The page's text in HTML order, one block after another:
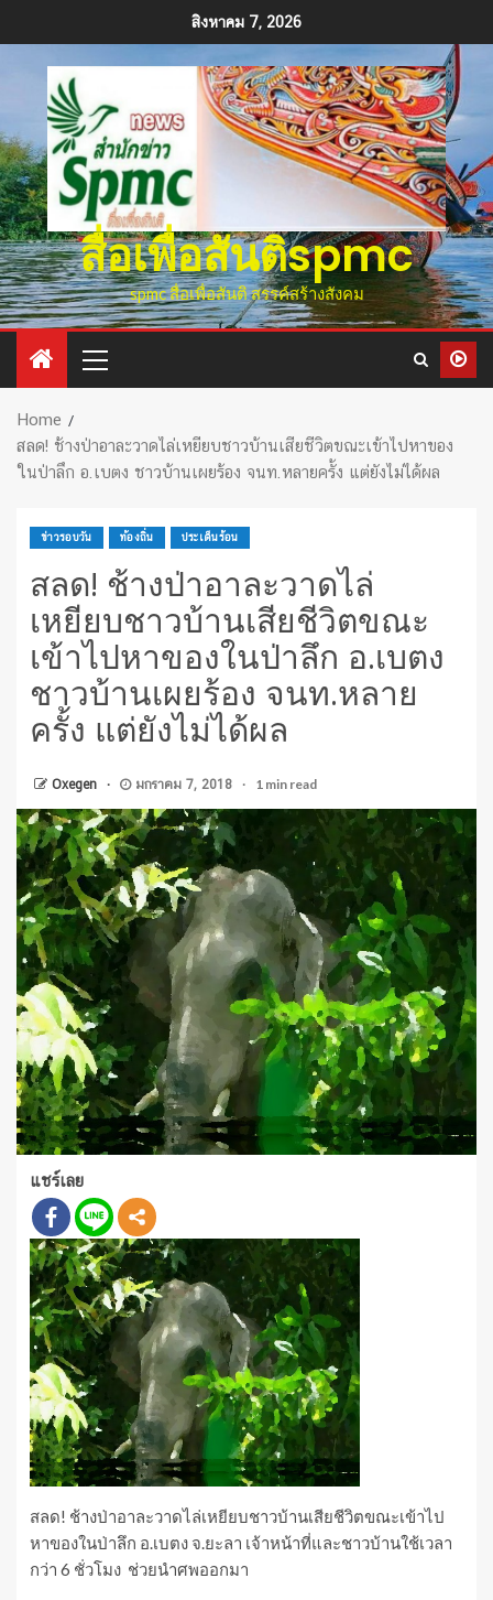
สิงหาคม 7, 2026
สื่อเพื่อสันติspmc
spmc สื่อเพื่อสันติ สรรค์สร้างสังคม
Home
สลด! ช้างป่าอาละวาดไล่เหยียบชาวบ้านเสียชีวิตขณะเข้าไปหาของ
ในป่าลึก อ.เบตง ชาวบ้านเผยร้อง จนท.หลายครั้ง แต่ยังไม่ได้ผล
ข่าวรอบวัน ท้องถิ่น ประเด็นร้อน
สลด! ช้างป่าอาละวาดไล่
เหยียบชาวบ้านเสียชีวิตขณะ
เข้าไปหาของในป่าลึก อ.เบตง
ชาวบ้านเผยร้อง จนท.หลาย
ครั้ง แต่ยังไม่ได้ผล
Oxegen มกราคม 7, 2018 1 min read
แชร์เลย
สลด! ช้างป่าอาละวาดไล่เหยียบชาวบ้านเสียชีวิตขณะเข้าไป
หาของในป่าลึก อ.เบตง จ.ยะลา เจ้าหน้าที่และชาวบ้านใช้เวลา
กว่า 6 ชั่วโมง ช่วยนำศพออกมา